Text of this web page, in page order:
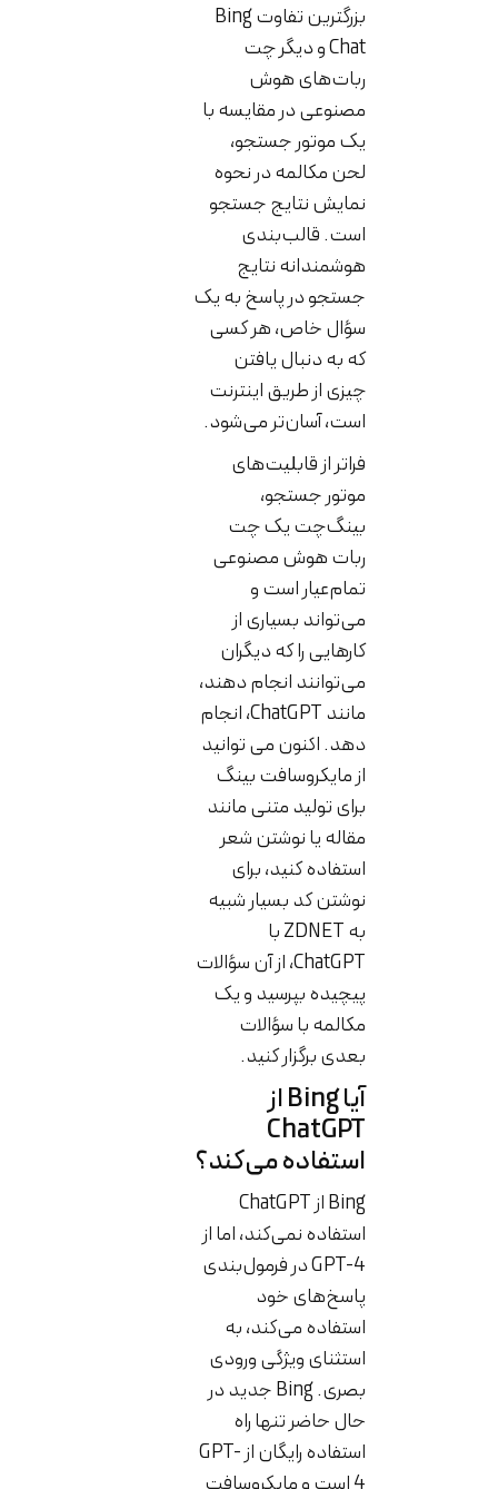
بزرگترین تفاوت Bing
Chat و دیگر چت
ربات‌های هوش
مصنوعی در مقایسه با
یک موتور جستجو،
لحن مکالمه در نحوه
نمایش نتایج جستجو
است. قالب‌بندی
هوشمندانه نتایج
جستجو در پاسخ به یک
سؤال خاص، هر کسی
که به دنبال یافتن
چیزی از طریق اینترنت
است، آسان‌تر می‌شود.
فراتر از قابلیت‌های
موتور جستجو،
بینگ‌چت یک چت
ربات هوش مصنوعی
تمام‌عیار است و
می‌تواند بسیاری از
کارهایی را که دیگران
می‌توانند انجام دهند،
مانند ChatGPT، انجام
دهد. اکنون می توانید
از مایکروسافت بینگ
برای تولید متنی مانند
مقاله یا نوشتن شعر
استفاده کنید، برای
نوشتن کد بسیار شبیه
به ZDNET با
ChatGPT، از آن سؤالات
پیچیده بپرسید و یک
مکالمه با سؤالات
بعدی برگزار کنید.
آیا Bing از
ChatGPT
استفاده می‌کند؟
Bing از ChatGPT
استفاده نمی‌کند، اما از
GPT-4 در فرمول‌بندی
پاسخ‌های خود
استفاده می‌کند، به
استثنای ویژگی ورودی
بصری. Bing جدید در
حال حاضر تنها راه
استفاده رایگان از GPT-